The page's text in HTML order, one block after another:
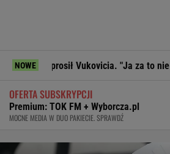
NOWE
Vukovicia. "Ja za to nie odpowiadam"
OFERTA SUBSKRYPCJI
Premium: TOK FM + Wyborcza.pl
MOCNE MEDIA W DUO PAKIECIE. SPRAWDŹ